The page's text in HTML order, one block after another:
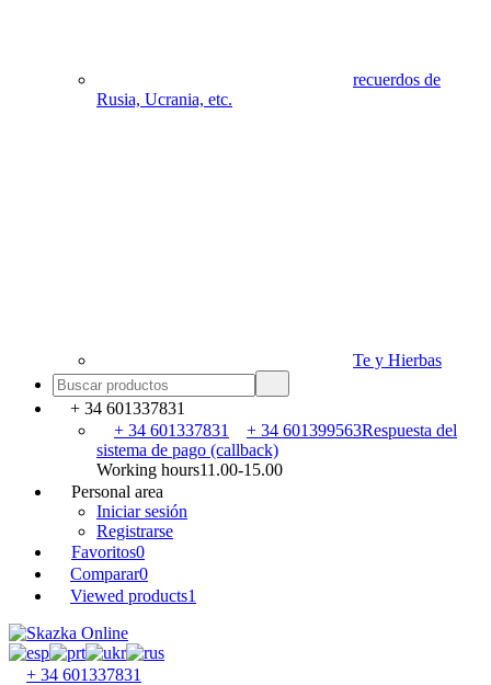
recuerdos de
Rusia, Ucrania, etc.
Te y Hierbas
+ 34 601337831
+ 34 601337831
+ 34 601399563Respuesta del
sistema de pago (callback)
Working hours11.00-15.00
Personal area
Iniciar sesión
Registrarse
Favoritos0
Comparar0
Viewed products1
+ 34 601337831